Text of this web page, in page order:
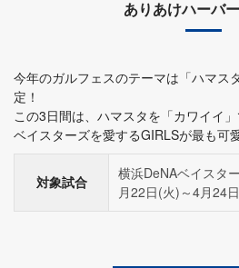
ありあけハーバ
今年のガルフェスのテーマは「ハマス
定！
この3日間は、ハマスタを「カワイイ」
ベイスターズを愛するGIRLSが最も可
対象試合
横浜DeNAベイスタ
月22日(火)～4月24